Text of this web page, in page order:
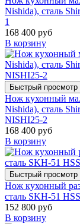
Nishida), сталь
1
168 400 руб
В корзину
Быстрый просмотр
Нож кухонный
Nishida), сталь
NISHI25-2
168 400 руб
В корзину
Быстрый просмотр
Нож кухонный
сталь SKH-51
152 800 руб
В корзину